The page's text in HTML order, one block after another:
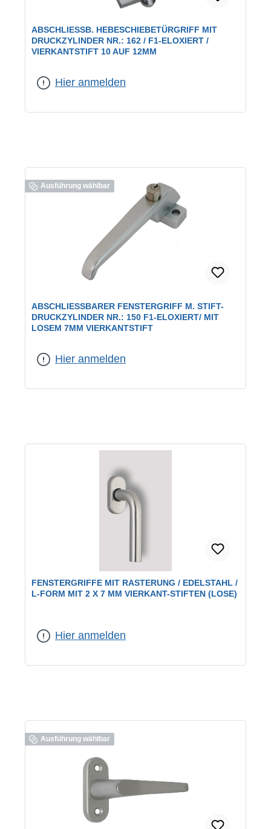
ABSCHLIESSB. HEBESCHIEBETÜRGRIFF MIT D
RUCKZYLINDER NR.: 162 / F1-ELOXIERT / V
IERKANTSTIFT 10 AUF 12MM
Hier anmelden
Ausführung wählbar
ABSCHLIESSBARER FENSTERGRIFF M. STIFT-D
RUCKZYLINDER NR.: 150 F1-ELOXIERT/ MIT L
OSEM 7MM VIERKANTSTIFT
Hier anmelden
FENSTERGRIFFE MIT RASTERUNG / EDELSTAHL /
L-FORM MIT 2 X 7 MM VIERKANT-STIFTEN (LOSE)
Hier anmelden
Ausführung wählbar